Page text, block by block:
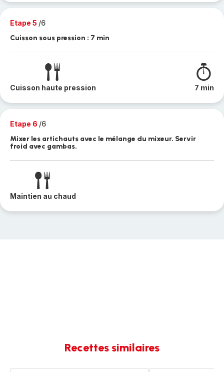
Etape 5 /6
Cuisson sous pression : 7 min
Cuisson haute pression 7 min
Etape 6 /6
Mixer les artichauts avec le mélange du mixeur. Servir
froid avec gambas.
Maintien au chaud
Recettes similaires